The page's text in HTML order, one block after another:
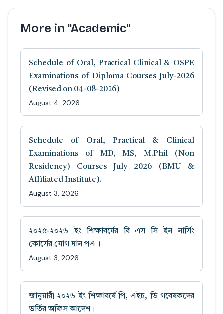
More in "Academic"
Schedule of Oral, Practical Clinical & OSPE
Examinations of Diploma Courses July-2026
(Revised on 04-08-2026)
August 4, 2026
Schedule of Oral, Practical & Clinical
Examinations of MD, MS, M.Phil (Non
Residency) Courses July 2026 (BMU &
Affiliated Institute).
August 3, 2026
২০২৫-২০২৬ ইং শিক্ষাবর্ষের বি এস সি ইন নার্সিং
কোর্সের যোগ দান পএ ।
August 3, 2026
জানুয়ারী ২০২৬ ইং শিক্ষাবর্ষে পি, এইচ, ডি গবেষকদের
ভর্তির অফিস আদেশ।